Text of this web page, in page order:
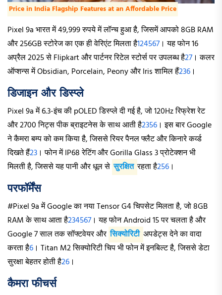
Price in India Flagship Features at an Affordable Price
Pixel 9a भारत में 49,999 रुपये में लॉन्च हुआ है, जिसमें आपको 8GB RAM
और 256GB स्टोरेज का एक ही वेरिएंट मिलता है124567 । यह फोन 16
अप्रैल 2025 से Flipkart और पार्टनर रिटेल स्टोर्स पर उपलब्ध है27 । कलर
ऑप्शन्स में Obsidian, Porcelain, Peony और Iris शामिल हैं236 ।
डिजाइन और डिस्प्ले
Pixel 9a में 6.3-इंच की pOLED डिस्प्ले दी गई है, जो 120Hz रिफ्रेश रेट
और 2700 निट्स पीक ब्राइटनेस के साथ आती है2356 । इस बार Google
ने कैमरा बम्प को कम किया है, जिससे रियर पैनल फ्लैट और किनारे कर्व्ड
दिखते हैं23 । फोन में IP68 रेटिंग और Gorilla Glass 3 प्रोटेक्शन भी
मिलती है, जिससे यह पानी और धूल से सुरक्षित रहता है256 ।
परफॉर्मेंस
#Pixel 9a में Google का नया Tensor G4 चिपसेट मिलता है, जो 8GB
RAM के साथ आता है234567 । यह फोन Android 15 पर चलता है और
Google 7 साल तक सॉफ्टवेयर और सिक्योरिटी अपडेट्स देने का वादा
करता है6 । Titan M2 सिक्योरिटी चिप भी फोन में इनबिल्ट है, जिससे डेटा
सुरक्षा बेहतर होती है26 ।
कैमरा फीचर्स